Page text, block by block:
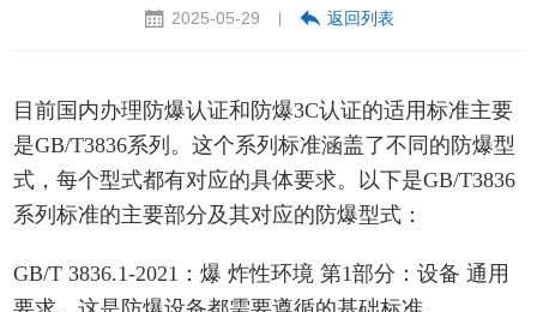
2025-05-29
| 返回列表
目前国内办理防爆认证和防爆3C认证的适用标准主要
是GB/T3836系列。这个系列标准涵盖了不同的防爆型
式，每个型式都有对应的具体要求。以下是GB/T3836
系列标准的主要部分及其对应的防爆型式：
GB/T 3836.1-2021：爆 炸性环境 第1部分：设备 通用